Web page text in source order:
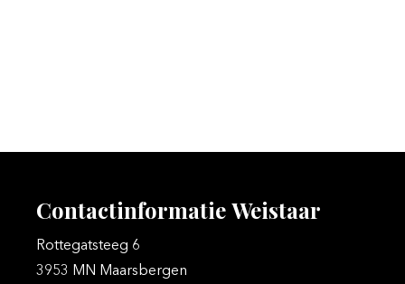
ContactinformatieWeistaar
Rottegatsteeg 6
3953 MN Maarsbergen